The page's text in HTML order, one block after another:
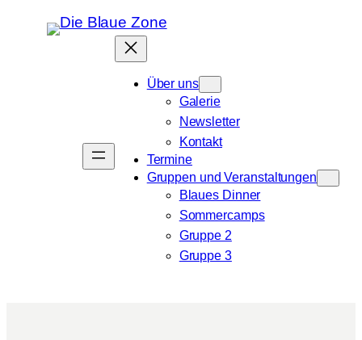
Über uns
Galerie
Newsletter
Kontakt
Termine
Gruppen und Veranstaltungen
Blaues Dinner
Sommercamps
Gruppe 2
Gruppe 3